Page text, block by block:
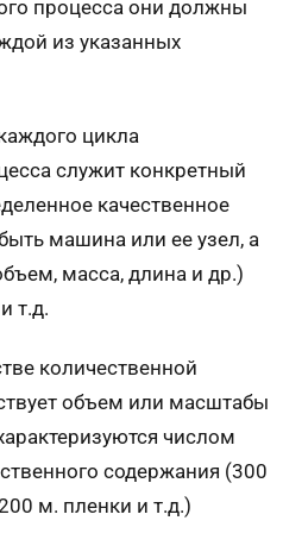
процесса они должны
из указанных
цикла
служит конкретный
качественное
машина или ее узел, а
масса, длина и др.)
т.д.
количественной
объем или масштабы
числом
содержания (300
м. пленки и т.д.)